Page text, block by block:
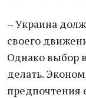
– Украина
своего
Однако выбор
делать.
предпочтения